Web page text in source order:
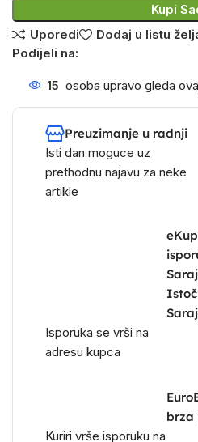
Kupi
Uporedi
Dodaj u listu
Podijeli na:
15 osoba upravo gleda
Preuzimanje u radnji
Isti dan moguce uz
prethodnu najavu za neke
artikle
Isporuka se vrši na
adresu kupca
brza
Kuriri vrše isporuku na